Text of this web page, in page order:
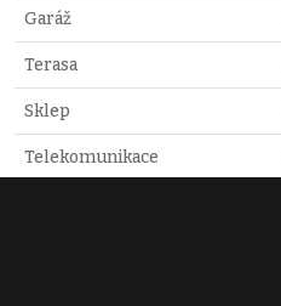
Garáž
Terasa
Sklep
Telekomunikace